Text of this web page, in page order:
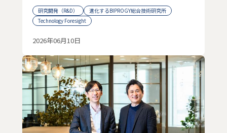
研究開発（R&D）
進化するBIPROGY総合技術研究所
Technology Foresight
2026年06月10日